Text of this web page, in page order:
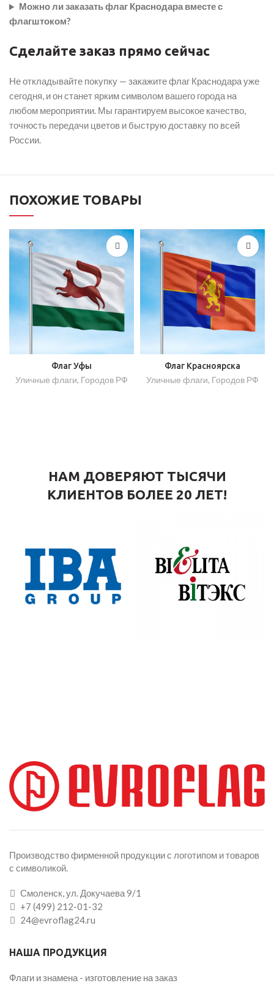
Можно ли заказать флаг Краснодара вместе с
флагштоком?
Сделайте заказ прямо сейчас
Не откладывайте покупку — закажите флаг Краснодара уже
сегодня, и он станет ярким символом вашего города на
любом мероприятии. Мы гарантируем высокое качество,
точность передачи цветов и быструю доставку по всей
России.
ПОХОЖИЕ ТОВАРЫ
Флаг Уфы
Уличные флаги, Городов РФ
Флаг Красноярска
Уличные флаги, Городов РФ
НАМ ДОВЕРЯЮТ ТЫСЯЧИ
КЛИЕНТОВ БОЛЕЕ 20 ЛЕТ!
Производство фирменной продукции с логотипом и товаров
с символикой.
Смоленск, ул. Докучаева 9/1
+7 (499) 212-01-32
24@evroflag24.ru
НАША ПРОДУКЦИЯ
Флаги и знамена - изготовление на заказ